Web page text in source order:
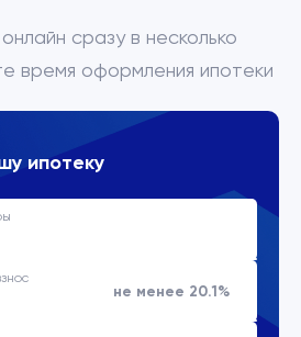
сразу в несколько
время оформления ипотеки
ипотеку
не менее 20.1%